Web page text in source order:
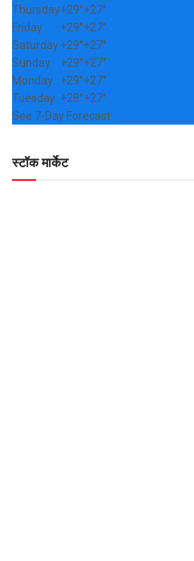
Thursday+29°+27°
Friday
+29°+27°
Saturday+29°+27°
Sunday
+29°+27°
Monday
+29°+27°
Tuesday +28°+27°
See 7-Day Forecast
स्टॉक मार्केट